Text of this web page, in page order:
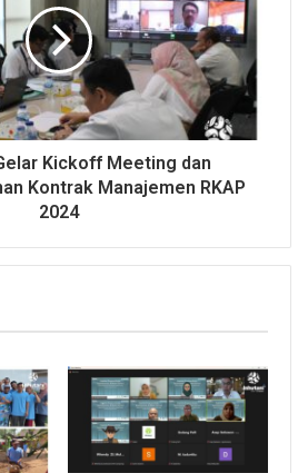
Kickoff Meeting dan
Kontrak Manajemen RKAP
2024